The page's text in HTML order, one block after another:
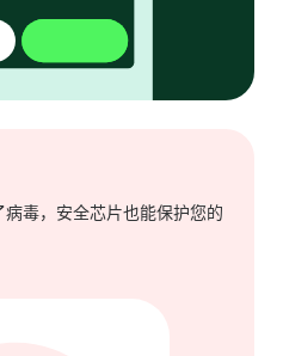
毒，安全芯片也能保护您的